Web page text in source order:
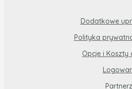
Dodatkowe
Polityka
Opcje i Koszty